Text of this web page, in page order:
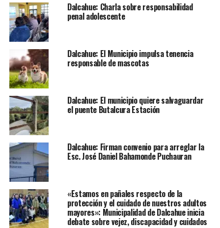
Dalcahue: Charla sobre responsabilidad
penal adolescente
Dalcahue: El Municipio impulsa tenencia
responsable de mascotas
Dalcahue: El municipio quiere salvaguardar
el puente Butalcura Estación
Dalcahue: Firman convenio para arreglar la
Esc. José Daniel Bahamonde Puchauran
«Estamos en pañales respecto de la
protección y el cuidado de nuestros adultos
mayores»: Municipalidad de Dalcahue inicia
debate sobre vejez, discapacidad y cuidados